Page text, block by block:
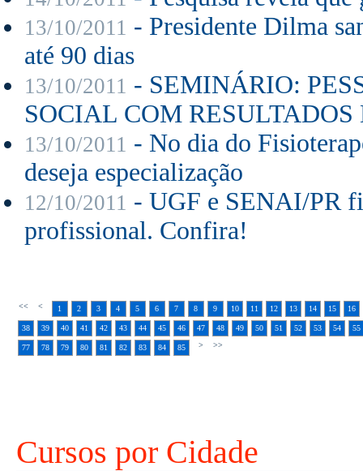
13/10/2011 - Presidente Dilma
até 90 dias
13/10/2011 - SEMINÁRIO:
SOCIAL COM RESULTADOS
13/10/2011 - No dia do
deseja especialização
12/10/2011 - UGF e SENAI/PR
profissional. Confira!
<< < 1 2 3 4 5 6 7 8 9 10 11 12 13 14 15 16
38 39 40 41 42 43 44 45 46 47 48 49 50 51 52 53 54 55
77 78 79 80 81 82 83 84 85 > >>
Cursos por Cidade